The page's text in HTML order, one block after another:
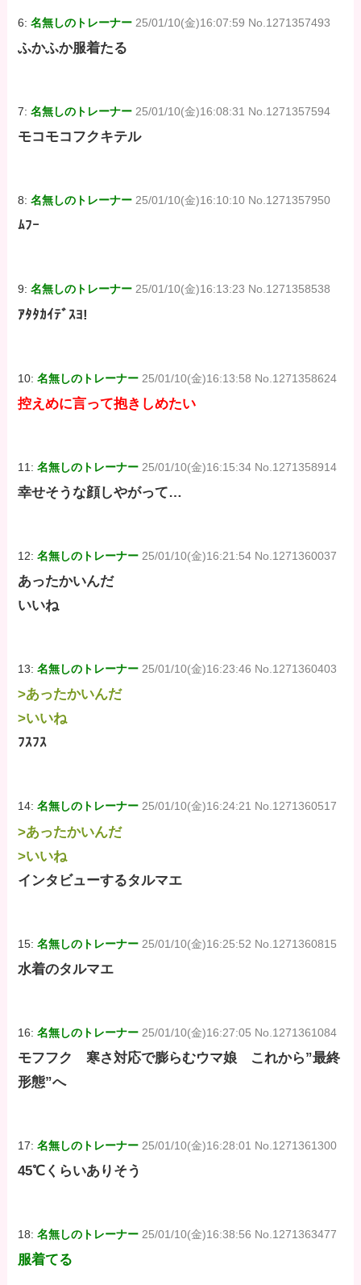
6:名無しのトレーナー 25/01/10(金)16:07:59 No.1271357493
ふかふか服着たる
7:名無しのトレーナー 25/01/10(金)16:08:31 No.1271357594
モコモコフクキテル
8:名無しのトレーナー 25/01/10(金)16:10:10 No.1271357950
ﾑﾌｰ
9:名無しのトレーナー 25/01/10(金)16:13:23 No.1271358538
ｱﾀﾀｶｲﾃﾞｽﾖ!
10:名無しのトレーナー 25/01/10(金)16:13:58 No.1271358624
控えめに言って抱きしめたい
11:名無しのトレーナー 25/01/10(金)16:15:34 No.1271358914
幸せそうな顔しやがって…
12:名無しのトレーナー 25/01/10(金)16:21:54 No.1271360037
あったかいんだ
いいね
13:名無しのトレーナー 25/01/10(金)16:23:46 No.1271360403
>あったかいんだ
>いいね
ﾌｽﾌｽ
14:名無しのトレーナー 25/01/10(金)16:24:21 No.1271360517
>あったかいんだ
>いいね
インタビューするタルマエ
15:名無しのトレーナー 25/01/10(金)16:25:52 No.1271360815
水着のタルマエ
16:名無しのトレーナー 25/01/10(金)16:27:05 No.1271361084
モフフク 寒さ対応で膨らむウマ娘 これから”最終
形態”へ
17:名無しのトレーナー 25/01/10(金)16:28:01 No.1271361300
45℃くらいありそう
18:名無しのトレーナー 25/01/10(金)16:38:56 No.1271363477
服着てる